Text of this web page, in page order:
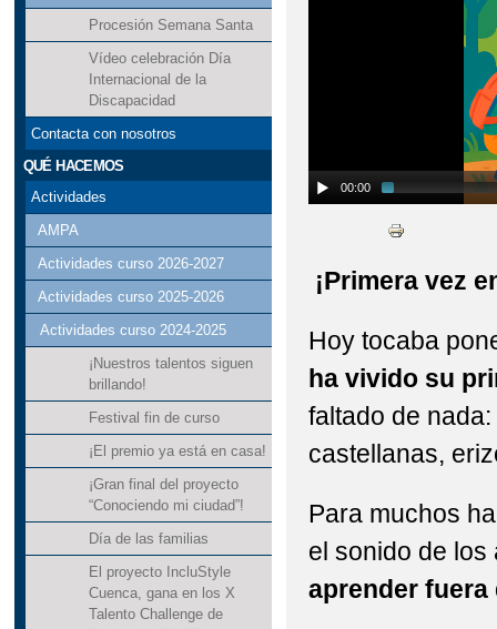
Procesión Semana Santa
Vídeo celebración Día
Internacional de la
Discapacidad
Contacta con nosotros
QUÉ HACEMOS
Actividades
AMPA
Actividades curso 2026-2027
Actividades curso 2025-2026
Actividades curso 2024-2025
¡Nuestros talentos siguen
brillando!
Festival fin de curso
¡El premio ya está en casa!
¡Gran final del proyecto
“Conociendo mi ciudad”!
Día de las familias
El proyecto IncluStyle
Cuenca, gana en los X
Talento Challenge de
00:00
¡Primera vez
Hoy tocaba
ha vivido su
faltado de
castellanas,
Para muchos
el sonido de
aprender fuera